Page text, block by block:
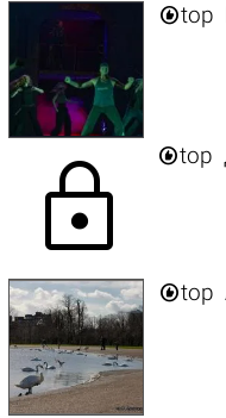
top
lock top
top